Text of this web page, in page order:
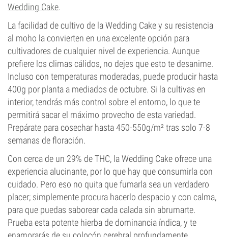
Wedding Cake.
La facilidad de cultivo de la Wedding Cake y su resistencia
al moho la convierten en una excelente opción para
cultivadores de cualquier nivel de experiencia. Aunque
prefiere los climas cálidos, no dejes que esto te desanime.
Incluso con temperaturas moderadas, puede producir hasta
400g por planta a mediados de octubre. Si la cultivas en
interior, tendrás más control sobre el entorno, lo que te
permitirá sacar el máximo provecho de esta variedad.
Prepárate para cosechar hasta 450-550g/m² tras solo 7-8
semanas de floración.
Con cerca de un 29% de THC, la Wedding Cake ofrece una
experiencia alucinante, por lo que hay que consumirla con
cuidado. Pero eso no quita que fumarla sea un verdadero
placer; simplemente procura hacerlo despacio y con calma,
para que puedas saborear cada calada sin abrumarte.
Prueba esta potente hierba de dominancia índica, y te